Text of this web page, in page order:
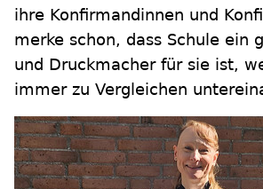
ihre Konfirmandinnen und
merke schon, dass Schule ein
und Druckmacher für sie ist,
immer zu Vergleichen